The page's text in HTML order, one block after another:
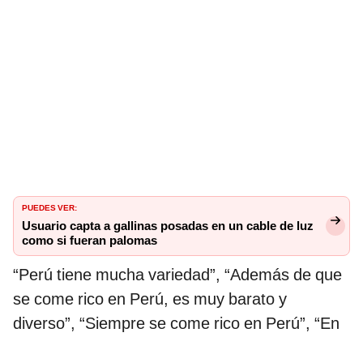
PUEDES VER:
Usuario capta a gallinas posadas en un cable de luz
como si fueran palomas
“Perú tiene mucha variedad”, “Además de que
se come rico en Perú, es muy barato y
diverso”, “Siempre se come rico en Perú”, “En